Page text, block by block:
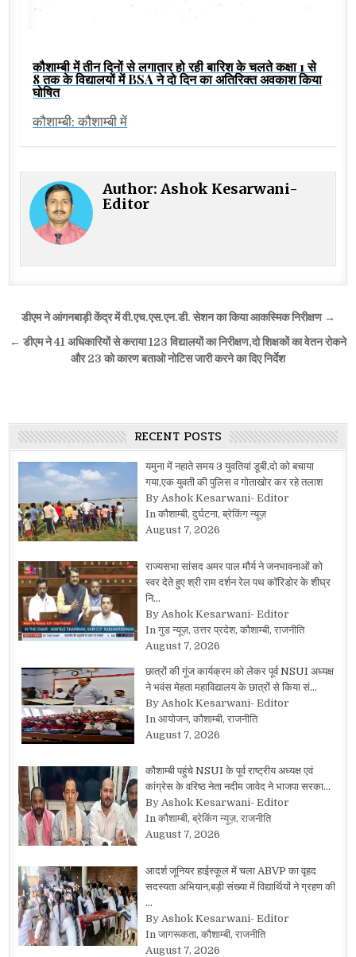
कौशाम्बी में तीन दिनों से लगातार हो रही बारिश के चलते कक्षा 1 से
8 तक के विद्यालयों में BSA ने दो दिन का अतिरिक्त अवकाश किया
घोषित
कौशाम्बी: कौशाम्बी में
Author:Ashok Kesarwani-
Editor
Post
navigation
डीएम ने आंगनबाड़ी केंद्र में वी.एच.एस.एन.डी. सेशन का किया आकस्मिक निरीक्षण →
← डीएम ने 41 अधिकारियों से कराया 123 विद्यालयों का निरीक्षण,दो शिक्षकों का वेतन रोकने
और 23 को कारण बताओ नोटिस जारी करने का दिए निर्देश
RECENT POSTS
यमुना में नहाते समय 3 युवतियां डूबी,दो को बचाया
गया,एक युवती की पुलिस व गोताखोर कर रहे तलाश
By Ashok Kesarwani- Editor
In कौशाम्बी, दुर्घटना, ब्रेकिंग न्यूज़
August 7, 2026
राज्यसभा सांसद अमर पाल मौर्य ने जनभावनाओं को
स्वर देते हुए श्री राम दर्शन रेल पथ कॉरिडोर के शीघ्र
नि…
By Ashok Kesarwani- Editor
In गुड न्यूज़, उत्तर प्रदेश, कौशाम्बी, राजनीति
August 7, 2026
छात्रों की गूंज कार्यक्रम को लेकर पूर्व NSUI अध्यक्ष
ने भवंस मेहता महाविद्यालय के छात्रों से किया सं…
By Ashok Kesarwani- Editor
In आयोजन, कौशाम्बी, राजनीति
August 7, 2026
कौशाम्बी पहुंचे NSUI के पूर्व राष्ट्रीय अध्यक्ष एवं
कांग्रेस के वरिष्ठ नेता नदीम जावेद ने भाजपा सरका…
By Ashok Kesarwani- Editor
In कौशाम्बी, ब्रेकिंग न्यूज़, राजनीति
August 7, 2026
आदर्श जूनियर हाईस्कूल में चला ABVP का वृहद
सदस्यता अभियान,बड़ी संख्या में विद्यार्थियों ने ग्रहण की
…
By Ashok Kesarwani- Editor
In जागरूकता, कौशाम्बी, राजनीति
August 7, 2026